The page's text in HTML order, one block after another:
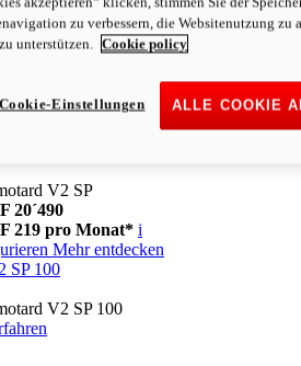
Mehr entdecken
169 pro Monat* i
Mehr entdecken
V2 SP
20´490
219 pro Monat* i
Mehr entdecken
SP 100
V2 SP 100
zu verbessern, die Websitenutzung zu
unterstützen.
Cookie policy
ALLE COOKIE
Cookie-Einstellungen